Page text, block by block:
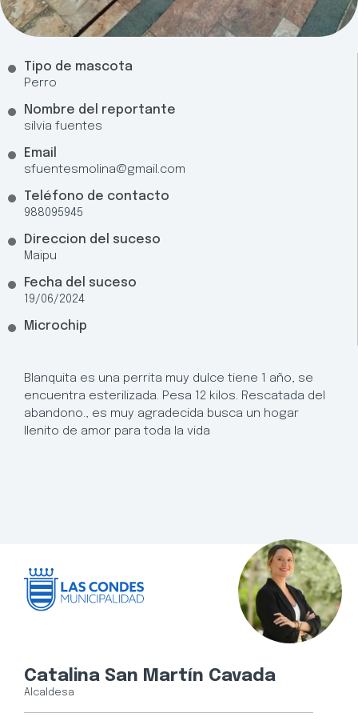
Tipo de mascota
Perro
Nombre del reportante
silvia fuentes
Email
sfuentesmolina@gmail.com
Teléfono de contacto
988095945
Direccion del suceso
Maipu
Fecha del suceso
19/06/2024
Microchip
Blanquita es una perrita muy dulce tiene 1 año, se
encuentra esterilizada. Pesa 12 kilos. Rescatada del
abandono., es muy agradecida busca un hogar
llenito de amor para toda la vida
Catalina San Martín Cavada
Alcaldesa